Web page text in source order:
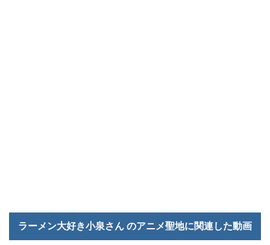
ラーメン大好き小泉さん のアニメ聖地に関連した動画